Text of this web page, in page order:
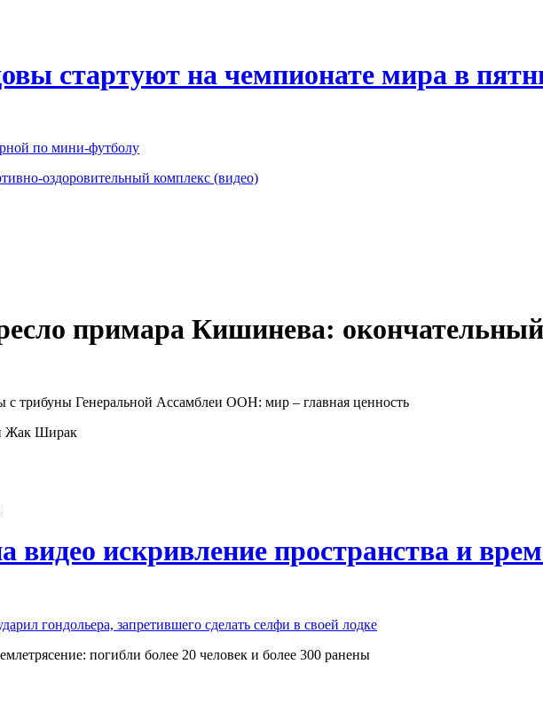
стартуют на чемпионате мира в
по мини-футболу
оздоровительный комплекс (видео)
примара Кишинева:
с трибуны Генеральной Ассамблеи ООН: мир – главная ценность
Жак Ширак
видео искривление пространства и
гондольера, запретившего сделать селфи в своей лодке
погибли более 20 человек и более 300 ранены